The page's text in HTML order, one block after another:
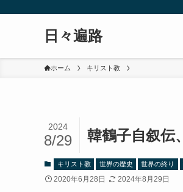
日々遍路
ホーム キリスト教
韓鶴子自叙伝
2024
8/29
キリスト教 世界の歴史 世界の終り
2020年6月28日 2024年8月29日